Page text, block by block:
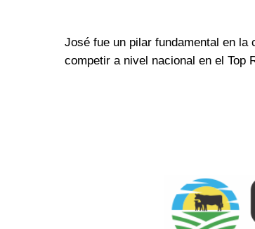
José fue un pilar fundamental en
competir a nivel nacional en el Top